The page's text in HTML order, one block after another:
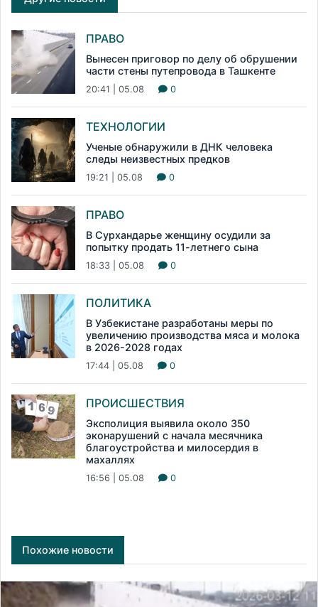
ПРАВО
Вынесен приговор по делу об обрушении
части стены путепровода в Ташкенте
20:41 | 05.08 0
ТЕХНОЛОГИИ
Ученые обнаружили в ДНК человека
следы неизвестных предков
19:21 | 05.08 0
ПРАВО
В Сурхандарье женщину осудили за
попытку продать 11-летнего сына
18:33 | 05.08 0
ПОЛИТИКА
В Узбекистане разработаны меры по
увеличению производства мяса и молока
в 2026-2028 годах
17:44 | 05.08 0
ПРОИСШЕСТВИЯ
Эксполиция выявила около 350
эконарушений с начала месячника
благоустройства и милосердия в
махаллях
16:56 | 05.08 0
Похожие новости